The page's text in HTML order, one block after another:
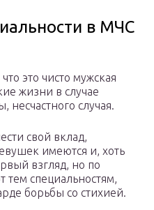
в МЧС
это чисто мужская
жизни в случае
несчастного случая.
свой вклад,
имеются и, хоть
взгляд, но по
тем специальностям,
борьбы со стихией.